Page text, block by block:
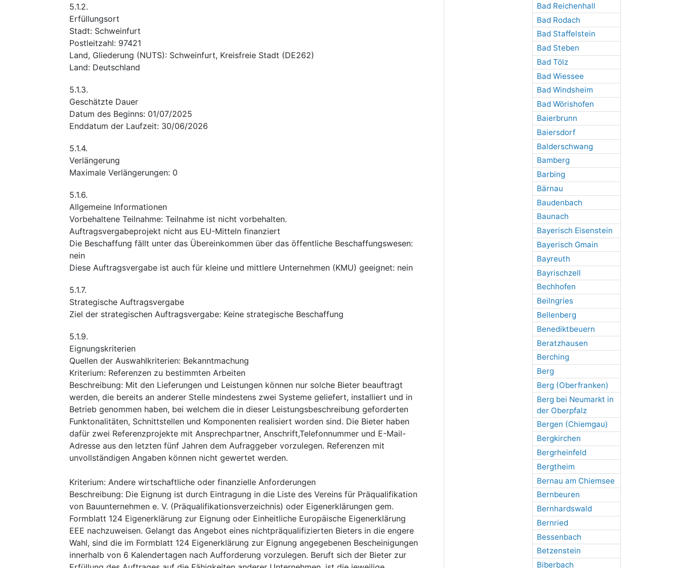
Bad Reichenhall
Bad Rodach
Bad Staffelstein
Bad Steben
Bad Tölz
Bad Wiessee
Bad Windsheim
Bad Wörishofen
Baierbrunn
Baiersdorf
Balderschwang
Bamberg
Barbing
Bärnau
Baudenbach
Baunach
Bayerisch Eisenstein
Bayerisch Gmain
Bayreuth
Bayrischzell
Bechhofen
Beilngries
Bellenberg
Benediktbeuern
Beratzhausen
Berching
Berg
Berg (Oberfranken)
Berg bei Neumarkt in
der Oberpfalz
Bergen (Chiemgau)
Bergkirchen
Bergrheinfeld
Bergtheim
Bernau am Chiemsee
Bernbeuren
Bernhardswald
Bernried
Bessenbach
Betzenstein
Biberbach
5.1.2.
Erfüllungsort
Stadt: Schweinfurt
Postleitzahl: 97421
Land, Gliederung (NUTS): Schweinfurt, Kreisfreie Stadt (DE262)
Land: Deutschland
5.1.3.
Geschätzte Dauer
Datum des Beginns: 01/07/2025
Enddatum der Laufzeit: 30/06/2026
5.1.4.
Verlängerung
Maximale Verlängerungen: 0
5.1.6.
Allgemeine Informationen
Vorbehaltene Teilnahme: Teilnahme ist nicht vorbehalten.
Auftragsvergabeprojekt nicht aus EU-Mitteln finanziert
Die Beschaffung fällt unter das Übereinkommen über das öffentliche Beschaffungswesen:
nein
Diese Auftragsvergabe ist auch für kleine und mittlere Unternehmen (KMU) geeignet: nein
5.1.7.
Strategische Auftragsvergabe
Ziel der strategischen Auftragsvergabe: Keine strategische Beschaffung
5.1.9.
Eignungskriterien
Quellen der Auswahlkriterien: Bekanntmachung
Kriterium: Referenzen zu bestimmten Arbeiten
Beschreibung: Mit den Lieferungen und Leistungen können nur solche Bieter beauftragt
werden, die bereits an anderer Stelle mindestens zwei Systeme geliefert, installiert und in
Betrieb genommen haben, bei welchem die in dieser Leistungsbeschreibung geforderten
Funktonalitäten, Schnittstellen und Komponenten realisiert worden sind. Die Bieter haben
dafür zwei Referenzprojekte mit Ansprechpartner, Anschrift,Telefonnummer und E-Mail-
Adresse aus den letzten fünf Jahren dem Aufraggeber vorzulegen. Referenzen mit
unvollständigen Angaben können nicht gewertet werden.
Kriterium: Andere wirtschaftliche oder finanzielle Anforderungen
Beschreibung: Die Eignung ist durch Eintragung in die Liste des Vereins für Präqualifikation
von Bauunternehmen e. V. (Präqualifikationsverzeichnis) oder Eigenerklärungen gem.
Formblatt 124 Eigenerklärung zur Eignung oder Einheitliche Europäische Eigenerklärung
EEE nachzuweisen. Gelangt das Angebot eines nichtpräqualifizierten Bieters in die engere
Wahl, sind die im Formblatt 124 Eigenerklärung zur Eignung angegebenen Bescheinigungen
innerhalb von 6 Kalendertagen nach Aufforderung vorzulegen. Beruft sich der Bieter zur